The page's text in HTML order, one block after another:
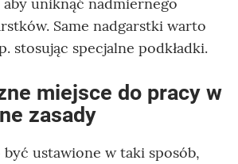
Same nadgarstki warto
stosując specjalne podkładki.
miejsce do pracy w
zasady
ustawione w taki sposób,